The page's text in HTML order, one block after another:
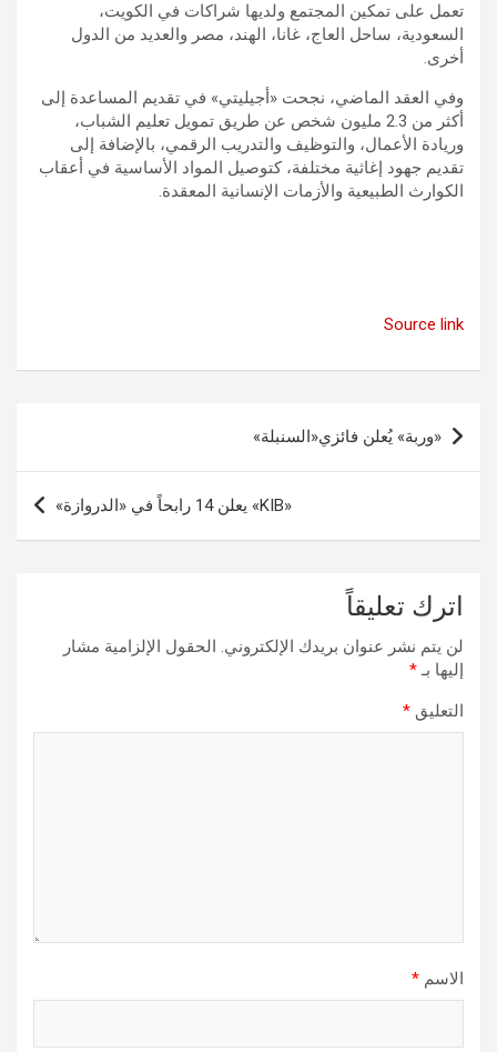
تعمل على تمكين المجتمع ولديها شراكات في الكويت،
السعودية، ساحل العاج، غانا، الهند، مصر والعديد من الدول
أخرى.
وفي العقد الماضي، نجحت «أجيليتي» في تقديم المساعدة إلى
أكثر من 2.3 مليون شخص عن طريق تمويل تعليم الشباب،
وريادة الأعمال، والتوظيف والتدريب الرقمي، بالإضافة إلى
تقديم جهود إغاثية مختلفة، كتوصيل المواد الأساسية في أعقاب
الكوارث الطبيعية والأزمات الإنسانية المعقدة.
Source link
تصفّح
المقالات
«وربة» يُعلن فائزي«السنبلة»
«KIB» يعلن 14 رابحاً في «الدروازة»
اترك تعليقاً
لن يتم نشر عنوان بريدك الإلكتروني. الحقول الإلزامية مشار
إليها بـ*
التعليق *
الاسم *